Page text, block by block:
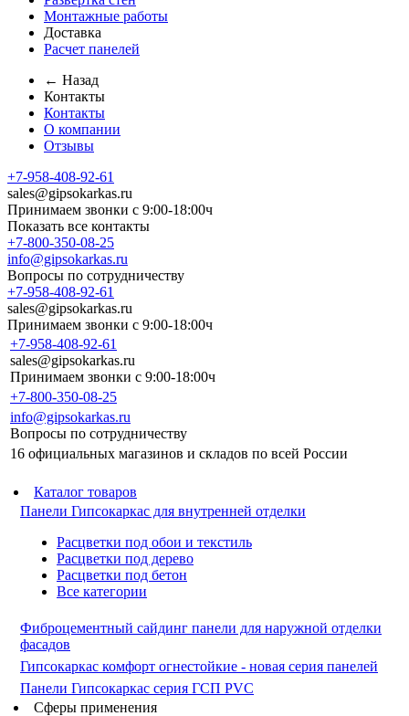
Монтажные работы
Доставка
Расчет панелей
← Назад
Контакты
Контакты
О компании
Отзывы
+7-958-408-92-61
sales@gipsokarkas.ru
Принимаем звонки с 9:00-18:00ч
Показать все контакты
+7-800-350-08-25
info@gipsokarkas.ru
Вопросы по сотрудничеству
+7-958-408-92-61
sales@gipsokarkas.ru
Принимаем звонки с 9:00-18:00ч
+7-958-408-92-61
sales@gipsokarkas.ru
Принимаем звонки с 9:00-18:00ч
+7-800-350-08-25
info@gipsokarkas.ru
Вопросы по сотрудничеству
16 официальных магазинов и складов по всей России
Каталог товаров
Панели Гипсокаркас для внутренней отделки
Расцветки под обои и текстиль
Расцветки под дерево
Расцветки под бетон
Все категории
Фиброцементный сайдинг панели для наружной отделки
фасадов
Гипсокаркас комфорт огнестойкие - новая серия панелей
Панели Гипсокаркас серия ГСП PVC
Сферы применения